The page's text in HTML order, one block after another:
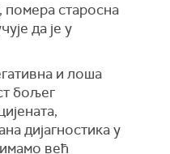
помера старосна
да је у
и лоша
бољег
дијагностика у
већ